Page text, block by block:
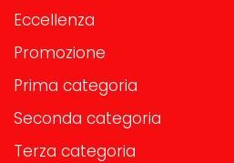
Eccellenza
Promozione
Prima categoria
Seconda categoria
Terza categoria